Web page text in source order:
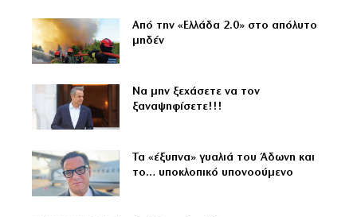
Από την «Ελλάδα 2.0» στο απόλυτο
μηδέν
Να μην ξεχάσετε να τον
ξαναψηφίσετε!!!
Τα «έξυπνα» γυαλιά του Άδωνη και
το… υποκλοπικό υπονοούμενο